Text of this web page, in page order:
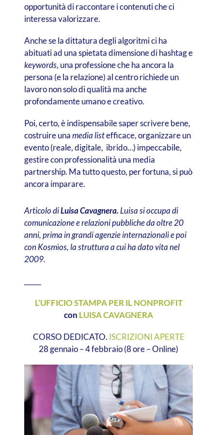
opportunità di raccontare i contenuti che ci
interessa valorizzare.
Anche se la dittatura degli algoritmi ci ha
abituati ad una spietata dimensione di hashtag e
keywords, una professione che ha ancora la
persona (e la relazione) al centro richiede un
lavoro non solo di qualità ma anche
profondamente umano e creativo.
Poi, certo, è indispensabile saper scrivere bene,
costruire unamedia listefficace, organizzare un
evento (reale, digitale, ibrido…) impeccabile,
gestire con professionalità una media
partnership. Ma tutto questo, per fortuna, si può
ancora imparare.
Articolo diLuisa Cavagnera.Luisa si occupa di
comunicazione e relazioni pubbliche da oltre 20
anni, prima in grandi agenzie internazionali e poi
con Kosmìos, la struttura a cui ha dato vita nel
2009.
L’UFFICIO STAMPA PER IL NONPROFIT
con LUISA CAVAGNERA
CORSO DEDICATO. ISCRIZIONI APERTE
28 gennaio – 4 febbraio (8 ore – Online)